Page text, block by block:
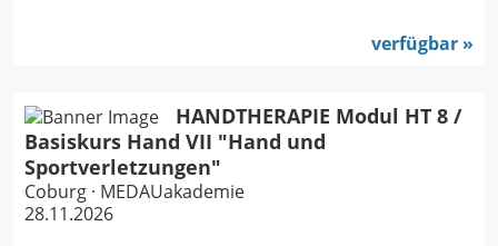
verfügbar
HANDTHERAPIE Modul HT 8 /
Basiskurs Hand VII "Hand und
Sportverletzungen"
Coburg · MEDAUakademie
28.11.2026